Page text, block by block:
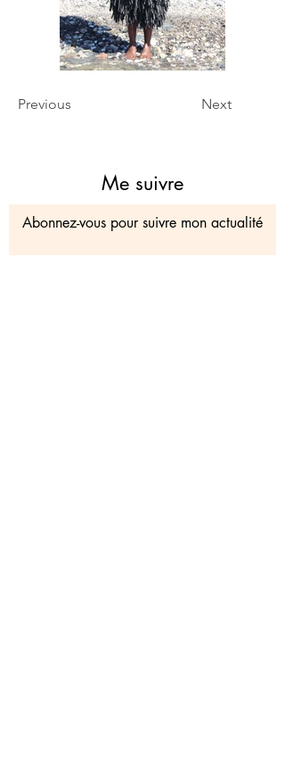
Previous Next
Me suivre
Abonnez-vous pour suivre mon actualité